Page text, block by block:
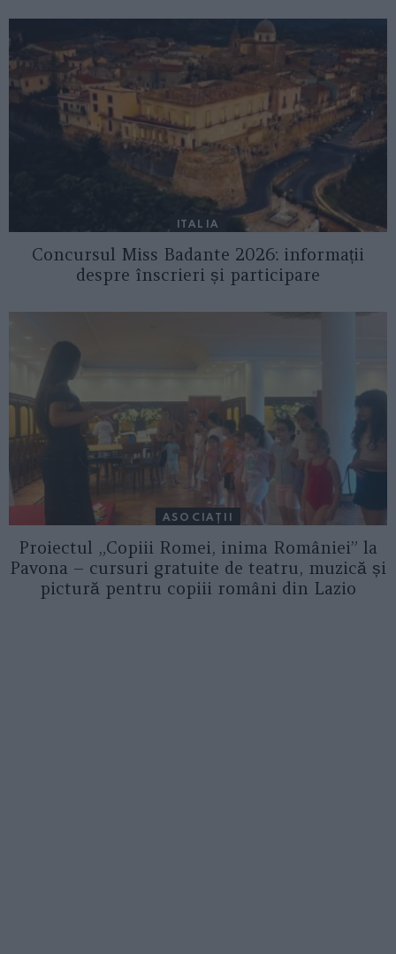
ITALIA
Concursul Miss Badante 2026: informații
despre înscrieri și participare
ASOCIAŢII
Proiectul „Copiii Romei, inima României” la
Pavona – cursuri gratuite de teatru, muzică și
pictură pentru copiii români din Lazio